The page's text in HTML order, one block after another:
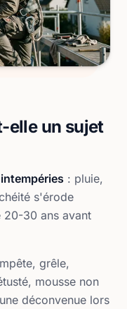
elle un sujet
: pluie,
s'érode
30 ans avant
grêle,
mousse non
déconvenue lors